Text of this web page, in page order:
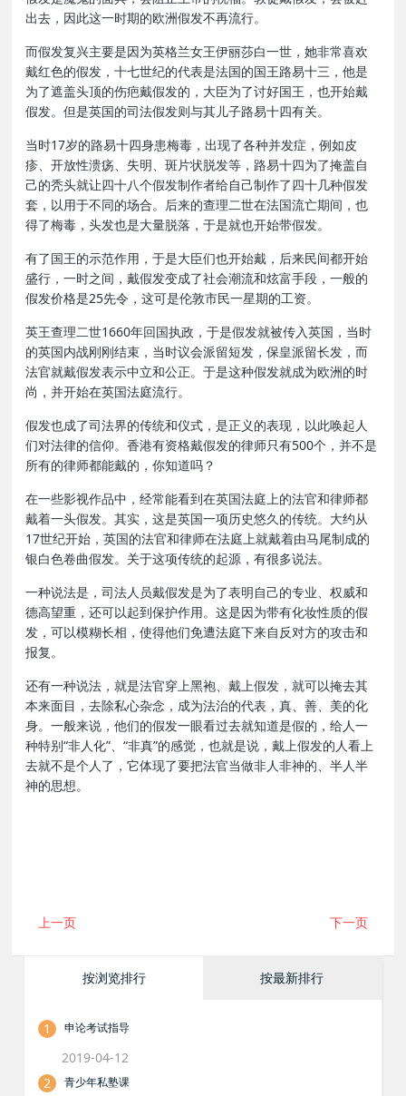
出去，因此这一时期的欧洲假发不再流行。
而假发复兴主要是因为英格兰女王伊丽莎白一世，她非常喜欢
戴红色的假发，十七世纪的代表是法国的国王路易十三，他是
为了遮盖头顶的伤疤戴假发的，大臣为了讨好国王，也开始戴
假发。但是英国的司法假发则与其儿子路易十四有关。
当时17岁的路易十四身患梅毒，出现了各种并发症，例如皮
疹、开放性溃疡、失明、斑片状脱发等，路易十四为了掩盖自
己的秃头就让四十八个假发制作者给自己制作了四十几种假发
套，以用于不同的场合。后来的查理二世在法国流亡期间，也
得了梅毒，头发也是大量脱落，于是就也开始带假发。
有了国王的示范作用，于是大臣们也开始戴，后来民间都开始
盛行，一时之间，戴假发变成了社会潮流和炫富手段，一般的
假发价格是25先令，这可是伦敦市民一星期的工资。
英王查理二世1660年回国执政，于是假发就被传入英国，当时
的英国内战刚刚结束，当时议会派留短发，保皇派留长发，而
法官就戴假发表示中立和公正。于是这种假发就成为欧洲的时
尚，并开始在英国法庭流行。
假发也成了司法界的传统和仪式，是正义的表现，以此唤起人
们对法律的信仰。香港有资格戴假发的律师只有500个，并不是
所有的律师都能戴的，你知道吗？
在一些影视作品中，经常能看到在英国法庭上的法官和律师都
戴着一头假发。其实，这是英国一项历史悠久的传统。大约从
17世纪开始，英国的法官和律师在法庭上就戴着由马尾制成的
银白色卷曲假发。关于这项传统的起源，有很多说法。
一种说法是，司法人员戴假发是为了表明自己的专业、权威和
德高望重，还可以起到保护作用。这是因为带有化妆性质的假
发，可以模糊长相，使得他们免遭法庭下来自反对方的攻击和
报复。
还有一种说法，就是法官穿上黑袍、戴上假发，就可以掩去其
本来面目，去除私心杂念，成为法治的代表，真、善、美的化
身。一般来说，他们的假发一眼看过去就知道是假的，给人一
种特别“非人化”、“非真”的感觉，也就是说，戴上假发的人看上
去就不是个人了，它体现了要把法官当做非人非神的、半人半
神的思想。
上一页 下一页
按浏览排行 按最新排行
1 申论考试指导
2019-04-12
2
青少年私塾课